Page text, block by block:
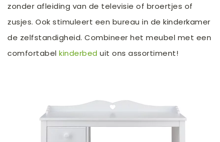
zonder afleiding van de televisie of broertjes of
zusjes. Ook stimuleert een bureau in de kinderkamer
de zelfstandigheid. Combineer het meubel met een
comfortabel kinderbed uit ons assortiment!